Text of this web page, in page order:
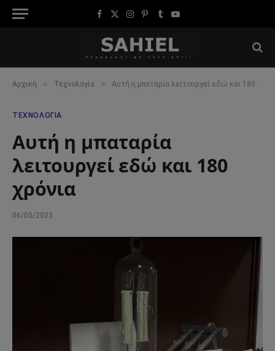
Facebook
X
Instagram
Pinterest
TumblrYouTube
Αρχική » Τεχνολογία » Αυτή η μπαταρία λειτουργεί εδώ και 180 χρόνια
ΤΕΧΝΟΛΟΓΊΑ
Αυτή η μπαταρία
λειτουργεί εδώ και 180
χρόνια
06/05/2023